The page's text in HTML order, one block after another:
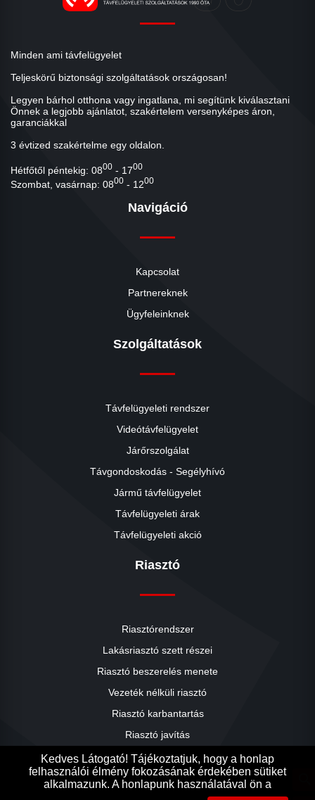
Minden ami távfelügyelet
Teljeskörű biztonsági szolgáltatások országosan!
Legyen bárhol otthona vagy ingatlana, mi segítünk kiválasztani
Önnek a legjobb ajánlatot, szakértelem versenyképes áron,
garanciákkal
3 évtized szakértelme egy oldalon.
Hétfőtől péntekig: 0800 - 1700
Szombat, vasárnap: 0800 - 1200
Navigáció
Kapcsolat
Partnereknek
Ügyfeleinknek
Szolgáltatások
Távfelügyeleti rendszer
Videótávfelügyelet
Járőrszolgálat
Távgondoskodás - Segélyhívó
Jármű távfelügyelet
Távfelügyeleti árak
Távfelügyeleti akció
Riasztó
Riasztórendszer
Lakásriasztó szett részei
Riasztó beszerelés menete
Vezeték nélküli riasztó
Riasztó karbantartás
Riasztó javítás
Riasztók árai
Riasztó akció
Kedves Látogató! Tájékoztatjuk, hogy a honlap
felhasználói élmény fokozásának érdekében sütiket
alkalmazunk. A honlapunk használatával ön a